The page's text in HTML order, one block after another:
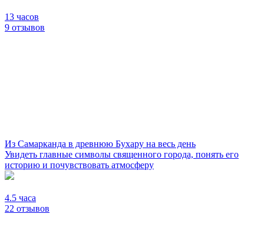
13 часов
9 отзывов
Из Самарканда в древнюю Бухару на весь день
Увидеть главные символы священного города, понять его
историю и почувствовать атмосферу
4.5 часа
22 отзывов